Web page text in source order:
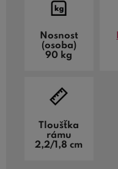
Nosnost
(osoba)
90 kg
Tloušťka
rámu
2,2/1,8 cm